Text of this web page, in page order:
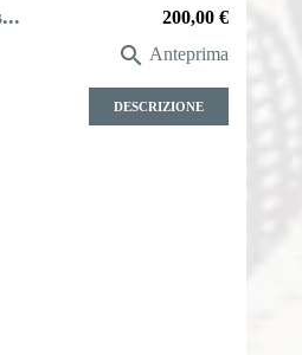
Prezzo
200,00 €
 Anteprima
DESCRIZIONE